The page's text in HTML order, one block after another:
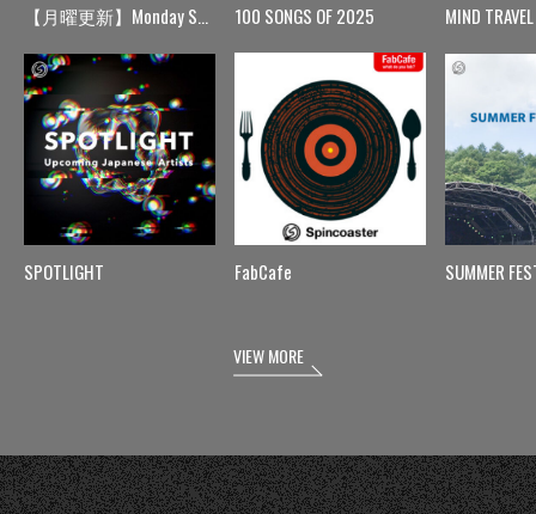
【月曜更新】Monday Spin
SPOTLIGHT
100 SONGS OF 2025
FabCafe
MIND TRAVEL
SUMMER
VIEW MORE